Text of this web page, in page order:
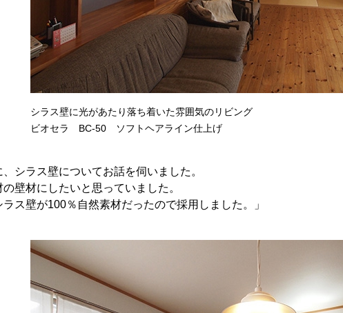
シラス壁に光があたり落ち着いた雰囲気のリビング
ビオセラ BC-50 ソフトヘアライン仕上げ
シラス壁についてお話を伺いました。
壁材にしたいと思っていました。
ス壁が100％自然素材だったので採用しました。」